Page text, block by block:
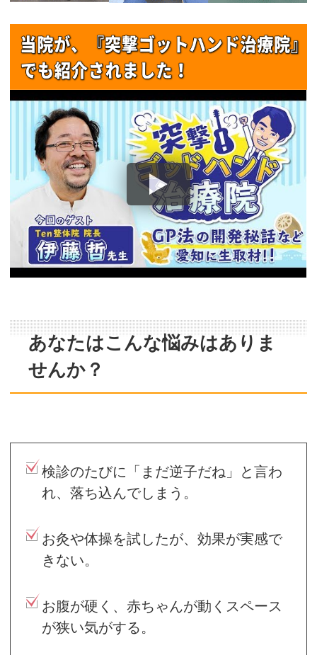
あなたはこんな悩みはありま
せんか？
検診のたびに「まだ逆子だね」と言わ
れ、落ち込んでしまう。
お灸や体操を試したが、効果が実感で
きない。
お腹が硬く、赤ちゃんが動くスペース
が狭い気がする。